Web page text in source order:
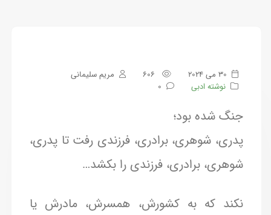
30 می 2024
مریم سلیمانی
نوشته ادبی
0
‏جنگ شده بود؛
پدری، شوهری، برادری، فرزندی رفت تا پدری،
شوهری، برادری، فرزندی را بکشد…
نکند که به کشورش، همسرش، مادرش یا